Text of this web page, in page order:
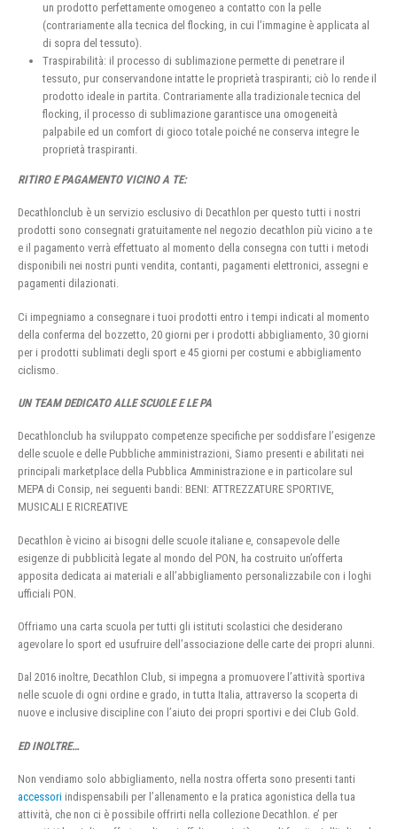
un prodotto perfettamente omogeneo a contatto con la pelle
(contrariamente alla tecnica del flocking, in cui l’immagine è applicata al
di sopra del tessuto).
Traspirabilità: il processo di sublimazione permette di penetrare il
tessuto, pur conservandone intatte le proprietà traspiranti; ciò lo rende il
prodotto ideale in partita. Contrariamente alla tradizionale tecnica del
flocking, il processo di sublimazione garantisce una omogeneità
palpabile ed un comfort di gioco totale poiché ne conserva integre le
proprietà traspiranti.
RITIRO E PAGAMENTO VICINO A TE:
Decathlonclub è un servizio esclusivo di Decathlon per questo tutti i nostri
prodotti sono consegnati gratuitamente nel negozio decathlon più vicino a te
e il pagamento verrà effettuato al momento della consegna con tutti i metodi
disponibili nei nostri punti vendita, contanti, pagamenti elettronici, assegni e
pagamenti dilazionati.
Ci impegniamo a consegnare i tuoi prodotti entro i tempi indicati al momento
della conferma del bozzetto, 20 giorni per i prodotti abbigliamento, 30 giorni
per i prodotti sublimati degli sport e 45 giorni per costumi e abbigliamento
ciclismo.
UN TEAM DEDICATO ALLE SCUOLE E LE PA
Decathlonclub ha sviluppato competenze specifiche per soddisfare l’esigenze
delle scuole e delle Pubbliche amministrazioni, Siamo presenti e abilitati nei
principali marketplace della Pubblica Amministrazione e in particolare sul
MEPA di Consip, nei seguenti bandi: BENI: ATTREZZATURE SPORTIVE,
MUSICALI E RICREATIVE
Decathlon è vicino ai bisogni delle scuole italiane e, consapevole delle
esigenze di pubblicità legate al mondo del PON, ha costruito un’offerta
apposita dedicata ai materiali e all’abbigliamento personalizzabile con i loghi
ufficiali PON.
Offriamo una carta scuola per tutti gli istituti scolastici che desiderano
agevolare lo sport ed usufruire dell’associazione delle carte dei propri alunni.
Dal 2016 inoltre, Decathlon Club, si impegna a promuovere l’attività sportiva
nelle scuole di ogni ordine e grado, in tutta Italia, attraverso la scoperta di
nuove e inclusive discipline con l’aiuto dei propri sportivi e dei Club Gold.
ED INOLTRE…
Non vendiamo solo abbigliamento, nella nostra offerta sono presenti tanti
accessori indispensabili per l’allenamento e la pratica agonistica della tua
attività, che non ci è possibile offrirti nella collezione Decathlon. e’ per